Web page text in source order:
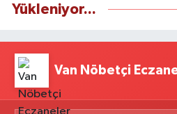
Yükleniyor...
Van Nöbetçi